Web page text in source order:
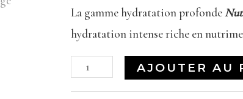
La gamme hydratation profonde
hydratation intense riche en
AJOUTER AU